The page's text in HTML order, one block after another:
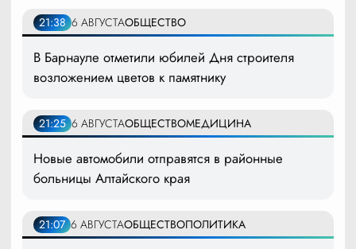
21:38 6 АВГУСТАОБЩЕСТВО
В Барнауле отметили юбилей Дня строителя
возложением цветов к памятнику
21:25 6 АВГУСТАОБЩЕСТВОМЕДИЦИНА
Новые автомобили отправятся в районные
больницы Алтайского края
21:07 6 АВГУСТАОБЩЕСТВОПОЛИТИКА